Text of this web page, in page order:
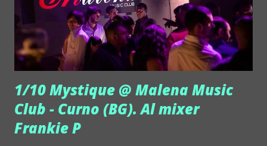
lavoro. Come sempre al Cost, le proposte artistiche e
musicali non mancano: dalle 22 e 30 va in scena il Dinner
show di Lorenzo Zambianchi. Giovedì 29 settembre 2016 c'è
Casa Smail...
1/10 Mystique @ Malena Music
Club - Curno (BG). Al mixer
Frankie P